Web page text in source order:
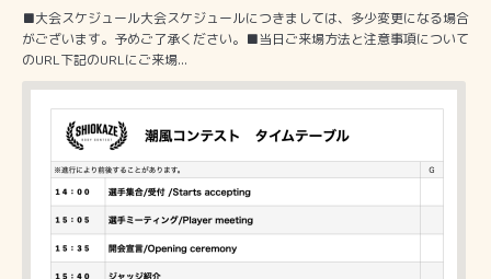
■大会スケジュール大会スケジュールにつきましては、多少変更になる場合
がございます。予めご了承ください。■当日ご来場方法と注意事項について
のURL下記のURLにご来場...